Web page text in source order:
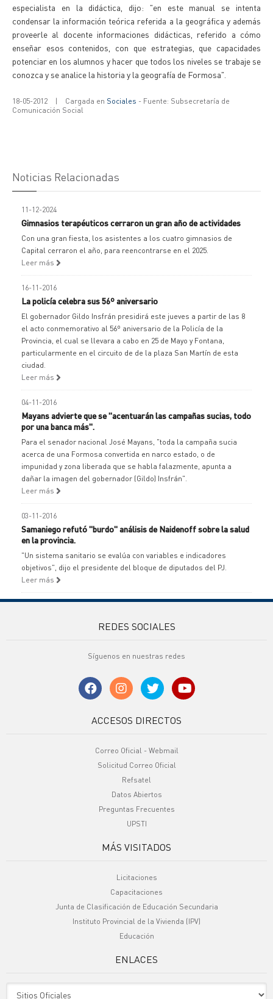
especialista en la didáctica, dijo: "en este manual se intenta
condensar la información teórica referida a la geográfica y además
proveerle al docente informaciones didácticas, referido a cómo
enseñar esos contenidos, con que estrategias, que capacidades
potenciar en los alumnos y hacer que todos los niveles se trabaje se
conozca y se analice la historia y la geografía de Formosa".
18-05-2012 | Cargada en Sociales - Fuente: Subsecretaría de
Comunicación Social
Noticias Relacionadas
11-12-2024
Gimnasios terapéuticos cerraron un gran año de actividades
Con una gran fiesta, los asistentes a los cuatro gimnasios de
Capital cerraron el año, para reencontrarse en el 2025.
Leer más
16-11-2016
La policía celebra sus 56º aniversario
El gobernador Gildo Insfrán presidirá este jueves a partir de las 8
el acto conmemorativo al 56º aniversario de la Policía de la
Provincia, el cual se llevara a cabo en 25 de Mayo y Fontana,
particularmente en el circuito de de la plaza San Martín de esta
ciudad.
Leer más
04-11-2016
Mayans advierte que se "acentuarán las campañas sucias, todo
por una banca más".
Para el senador nacional José Mayans, "toda la campaña sucia
acerca de una Formosa convertida en narco estado, o de
impunidad y zona liberada que se habla falazmente, apunta a
dañar la imagen del gobernador (Gildo) Insfrán".
Leer más
03-11-2016
Samaniego refutó "burdo" análisis de Naidenoff sobre la salud
en la provincia.
"Un sistema sanitario se evalúa con variables e indicadores
objetivos", dijo el presidente del bloque de diputados del PJ.
Leer más
REDES SOCIALES
Síguenos en nuestras redes
ACCESOS DIRECTOS
Correo Oficial - Webmail
Solicitud Correo Oficial
Refsatel
Datos Abiertos
Preguntas Frecuentes
UPSTI
MÁS VISITADOS
Licitaciones
Capacitaciones
Junta de Clasificación de Educación Secundaria
Instituto Provincial de la Vivienda (IPV)
Educación
ENLACES